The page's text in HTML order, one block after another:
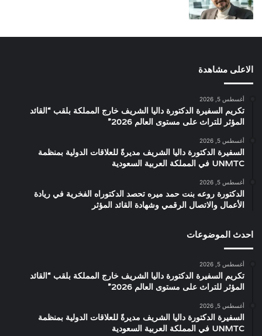
الاعلى مشاهدة
أغسطس 5, 2026
تكريم السفيرة الدكتورة داليا الشريف خارج المملكة بلقب “القائد
المؤثر للتراث على مستوى العالم 2026”
أغسطس 5, 2026
السفيرة الدكتورة داليا الشريف مديرةً للعلاقات الدولية بمنظمة
UNMTC في المملكة العربية السعودية
أغسطس 5, 2026
الدكتورة روعه بنت حمد ميره تحصد الدكتوراه الفخرية في ريادة
الأعمال والاتصال الرقمي وشهادة القائد المؤثر
احدث الموضوعات
أغسطس 5, 2026
تكريم السفيرة الدكتورة داليا الشريف خارج المملكة بلقب “القائد
المؤثر للتراث على مستوى العالم 2026”
أغسطس 5, 2026
السفيرة الدكتورة داليا الشريف مديرةً للعلاقات الدولية بمنظمة
UNMTC في المملكة العربية السعودية